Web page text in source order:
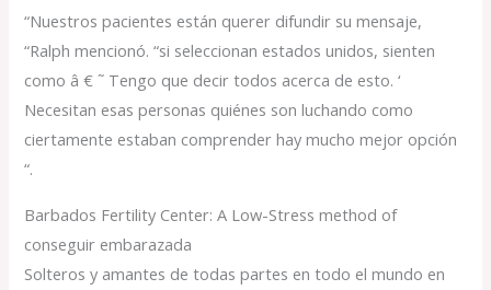
“Nuestros pacientes están querer difundir su mensaje,
“Ralph mencionó. “si seleccionan estados unidos, sienten
como â € ˜ Tengo que decir todos acerca de esto. ‘
Necesitan esas personas quiénes son luchando como
ciertamente estaban comprender hay mucho mejor opción
“.
Barbados Fertility Center: A Low-Stress method of
conseguir embarazada
Solteros y amantes de todas partes en todo el mundo en